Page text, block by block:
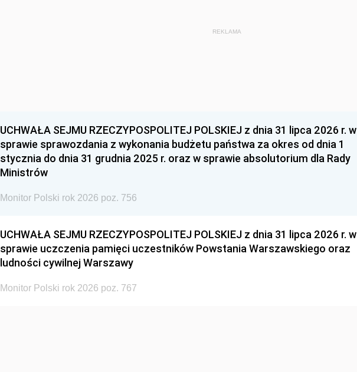
REKLAMA
UCHWAŁA SEJMU RZECZYPOSPOLITEJ POLSKIEJ z dnia 31 lipca 2026 r. w
sprawie sprawozdania z wykonania budżetu państwa za okres od dnia 1
stycznia do dnia 31 grudnia 2025 r. oraz w sprawie absolutorium dla Rady
Ministrów
Monitor Polski rok 2026 poz. 756
UCHWAŁA SEJMU RZECZYPOSPOLITEJ POLSKIEJ z dnia 31 lipca 2026 r. w
sprawie uczczenia pamięci uczestników Powstania Warszawskiego oraz
ludności cywilnej Warszawy
Monitor Polski rok 2026 poz. 767